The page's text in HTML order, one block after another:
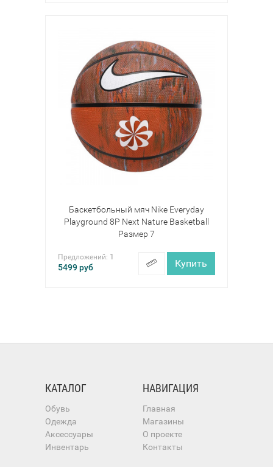
Баскетбольный мяч Nike Everyday
Playground 8P Next Nature Basketball
Размер 7
Предложений: 1
5499руб Купить
КАТАЛОГ
Обувь
Одежда
Аксессуары
Инвентарь
НАВИГАЦИЯ
Главная
Магазины
О проекте
Контакты